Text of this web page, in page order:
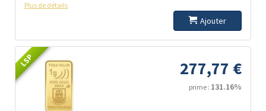
Plus de détails
Ajouter
LSP 277,77 €
prime : 131.16%